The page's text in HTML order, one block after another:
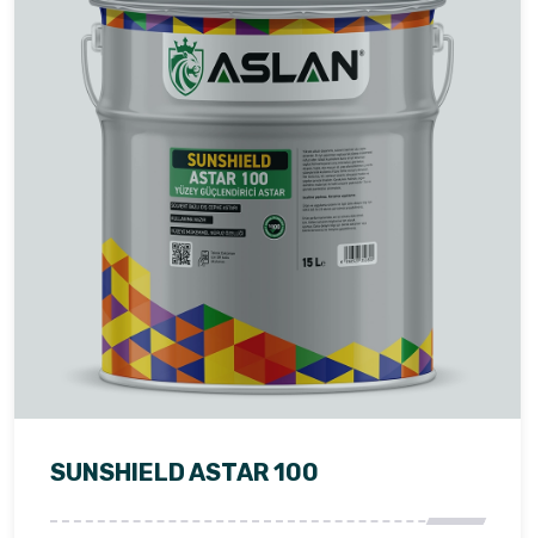
SUNSHIELD ASTAR 100